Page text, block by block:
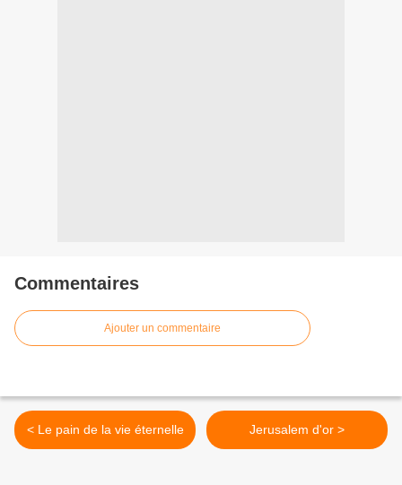
Commentaires
Ajouter un commentaire
< Le pain de la vie éternelle Jerusalem d'or >